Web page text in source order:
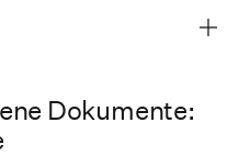
Dokumente: